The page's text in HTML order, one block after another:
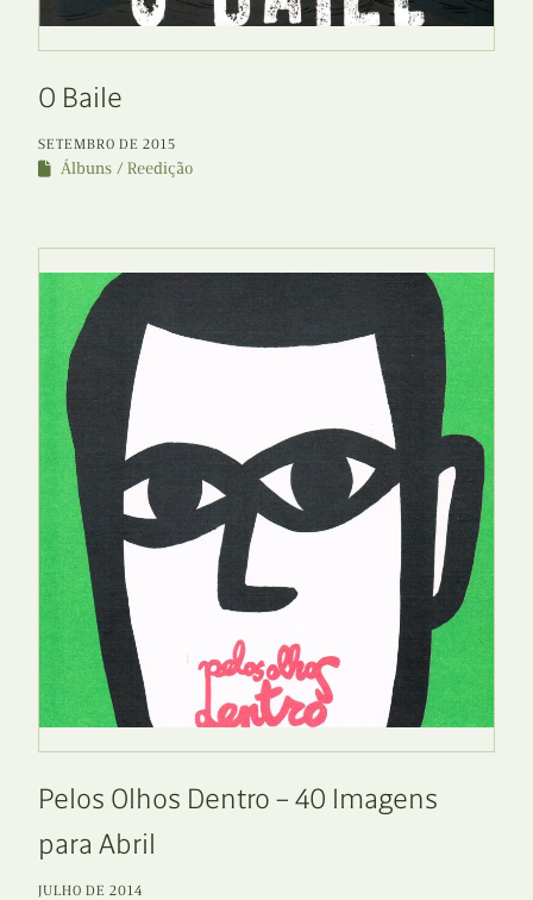
O Baile
SETEMBRO DE 2015
Álbuns Reedição
Pelos Olhos Dentro – 40 Imagens
para Abril
JULHO DE 2014